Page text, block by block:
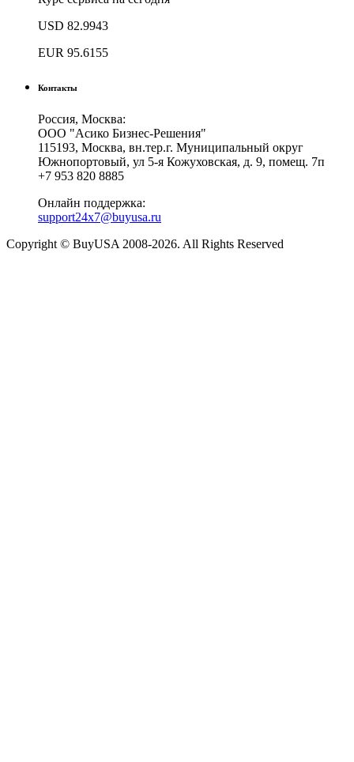
USD 82.9943
EUR 95.6155
Контакты
Россия, Москва:
ООО "Асико Бизнес-Решения"
115193, Москва, вн.тер.г. Муниципальный округ
Южнопортовый, ул 5-я Кожуховская, д. 9, помещ. 7п
+7 953 820 8885
Онлайн поддержка:
support24x7@buyusa.ru
Copyright © BuyUSA 2008-2026. All Rights Reserved